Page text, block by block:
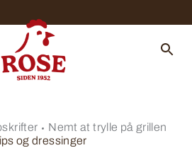
Nemt at trylle på grillen
og dressinger